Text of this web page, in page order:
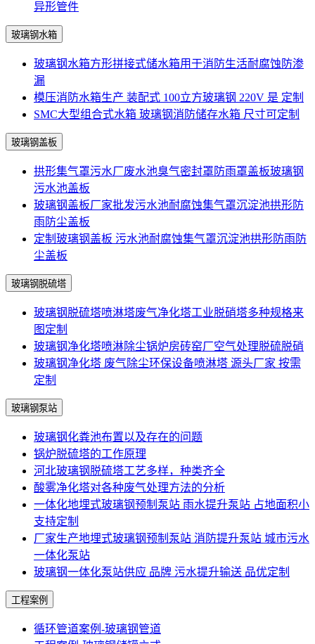
异形管件
玻璃钢水箱
玻璃钢水箱方形拼接式储水箱用于消防生活耐腐蚀防渗
漏
模压消防水箱生产 装配式 100立方玻璃钢 220V 是 定制
SMC大型组合式水箱 玻璃钢消防储存水箱 尺寸可定制
玻璃钢盖板
拱形集气罩污水厂废水池臭气密封罩防雨罩盖板玻璃钢
污水池盖板
玻璃钢盖板厂家批发污水池耐腐蚀集气罩沉淀池拱形防
雨防尘盖板
定制玻璃钢盖板 污水池耐腐蚀集气罩沉淀池拱形防雨防
尘盖板
玻璃钢脱硫塔
玻璃钢脱硫塔喷淋塔废气净化塔工业脱硝塔多种规格来
图定制
玻璃钢净化塔喷淋除尘锅炉房砖窑厂空气处理脱硫脱硝
玻璃钢净化塔 废气除尘环保设备喷淋塔 源头厂家 按需
定制
玻璃钢泵站
玻璃钢化粪池布置以及存在的问题
锅炉脱硫塔的工作原理
河北玻璃钢脱硫塔工艺多样，种类齐全
酸雾净化塔对各种废气处理方法的分析
一体化地埋式玻璃钢预制泵站 雨水提升泵站 占地面积小
支持定制
厂家生产地埋式玻璃钢预制泵站 消防提升泵站 城市污水
一体化泵站
玻璃钢一体化泵站供应 品牌 污水提升输送 品优定制
工程案例
循环管道案例-玻璃钢管道